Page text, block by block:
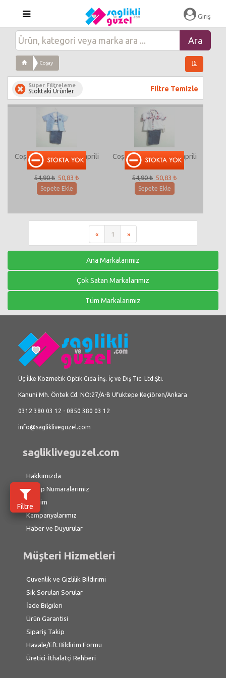
Giriş
Coşay
Süper Filtreleme
Stoktaki Ürünler Filtre Temizle
Coşay 729 Erkek Kot Kaprili
Gömlekli Takım
54,90 ₺ 50,83 ₺
Sepete Ekle
Coşay 721 Erkek Kot Kaprili
Gömlekli Takım
54,90 ₺ 50,83 ₺
Sepete Ekle
« 1 »
Filtre
Ana Markalarımız
Çok Satan Markalarımız
Tüm Markalarımız
Üç İlke Kozmetik Optik Gıda İnş. İç ve Dış Tic. Ltd.Şti.
Kanuni Mh. Öntek Cd. NO:27/A-B Ufuktepe Keçiören/Ankara
0312 380 03 12 - 0850 380 03 12
info@saglikliveguzel.com
saglikliveguzel.com
Hakkımızda
Hesap Numaralarımız
İletişim
Kampanyalarımız
Haber ve Duyurular
Müşteri Hizmetleri
Güvenlik ve Gizlilik Bildirimi
Sık Sorulan Sorular
İade Bilgileri
Ürün Garantisi
Sipariş Takip
Havale/Eft Bildirim Formu
Üretici-İthalatçi Rehberi